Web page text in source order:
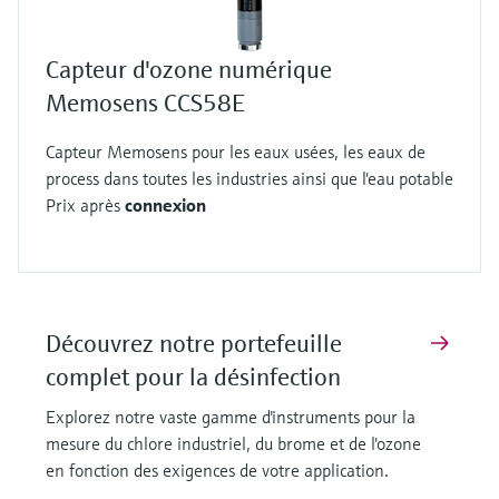
- contrôle qualité dans l'emballage alimentaire
Applications de la désinfection à l'ozone
Le capteur CCS58E surveille les niveaux d'ozone
- installations de traitement de l'eau
- production de produits frais
1. Fonctions de surveillance continue pour un
dosage précis du chlore, du brome et de l'ozone
2. Mesure précise pour la conformité
réglementaire
3. Prévention d'une sur-désinfection
Capteur d'ozone numérique
Memosens CCS58E
Capteur Memosens pour les eaux usées, les eaux de
process dans toutes les industries ainsi que l'eau potable
Prix après connexion
Découvrez notre portefeuille
complet pour la désinfection
Explorez notre vaste gamme d'instruments pour la
mesure du chlore industriel, du brome et de l'ozone
en fonction des exigences de votre application.